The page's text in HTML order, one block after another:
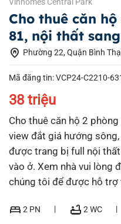
Cho thuê căn
81, nội thất
home_pin Phường 22, Quận Bình
Mã đăng tin: VCP24-C2210-
38 triệu
Cho thuê căn hộ 2
view đắt giá hướng
được trang bị full nội
vào ở. Xem nhà vui lòng
chúng tôi để được hỗ trợ
bed 2 PN bathtub 2 WC